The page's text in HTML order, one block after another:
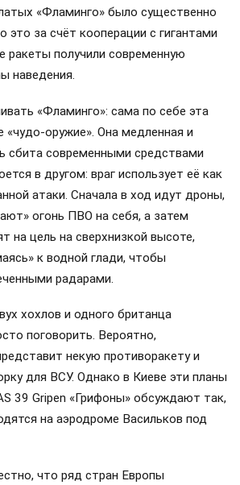
«Фламинго» было существенно
это за счёт кооперации с гигантами
ракеты получили современную
наведения.
«Фламинго»: сама по себе эта
«чудо-оружие». Она медленная и
сбита современными средствами
в другом: враг использует её как
атаки. Сначала в ход идут дроны,
огонь ПВО на себя, а затем
на цель на сверхнизкой высоте,
к водной глади, чтобы
радарами.
хохлов и одного британца
поговорить. Вероятно,
некую противоракету и
для ВСУ. Однако в Киеве эти планы
39 Gripen «Грифоны» обсуждают так,
на аэродроме Васильков под
что ряд стран Европы